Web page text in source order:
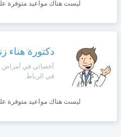
ليست هناك مواعيد متوفرة
دكتورة هناء
أخصائي في أمراض
في الرباط
ليست هناك مواعيد متوفرة